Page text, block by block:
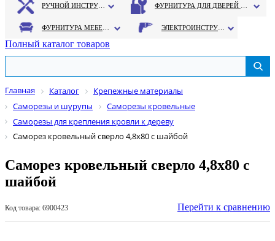
Полный каталог товаров
Главная Каталог
Крепежные материалы
Саморезы и шурупы
Саморезы кровельные
Саморезы для крепления кровли к дереву
Саморез кровельный сверло 4,8х80 с шайбой
Саморез кровельный сверло 4,8х80 с
шайбой
Код товара: 6900423 Перейти к сравнению